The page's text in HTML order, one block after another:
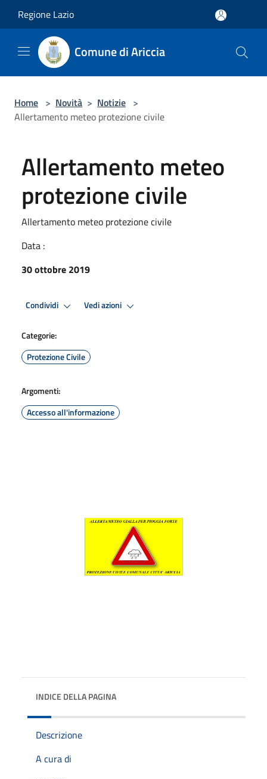
Regione Lazio
Comune di Ariccia
Home > Novità > Notizie >
Allertamento meteo protezione civile
Allertamento meteo
protezione civile
Allertamento meteo protezione civile
Data :
30 ottobre 2019
Condividi Vedi azioni
Categorie:
Protezione Civile
Argomenti:
Accesso all'informazione
INDICE DELLA PAGINA
Descrizione
A cura di